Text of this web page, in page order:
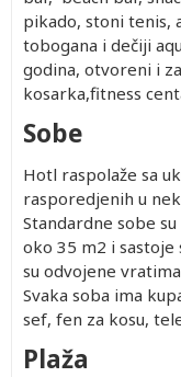
pikado, stoni tenis,
tobogana i dečiji
godina, otvoreni i
kosarka,fitness
Sobe
Hotl raspolaže sa
rasporedjenih u
Standardne sobe
oko 35 m2 i sastoje
su odvojene
Svaka soba ima
sef, fen za kosu,
Plaža